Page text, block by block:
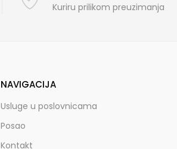
Kuriru prilikom preuzimanja
NAVIGACIJA
Usluge u poslovnicama
Posao
Kontakt